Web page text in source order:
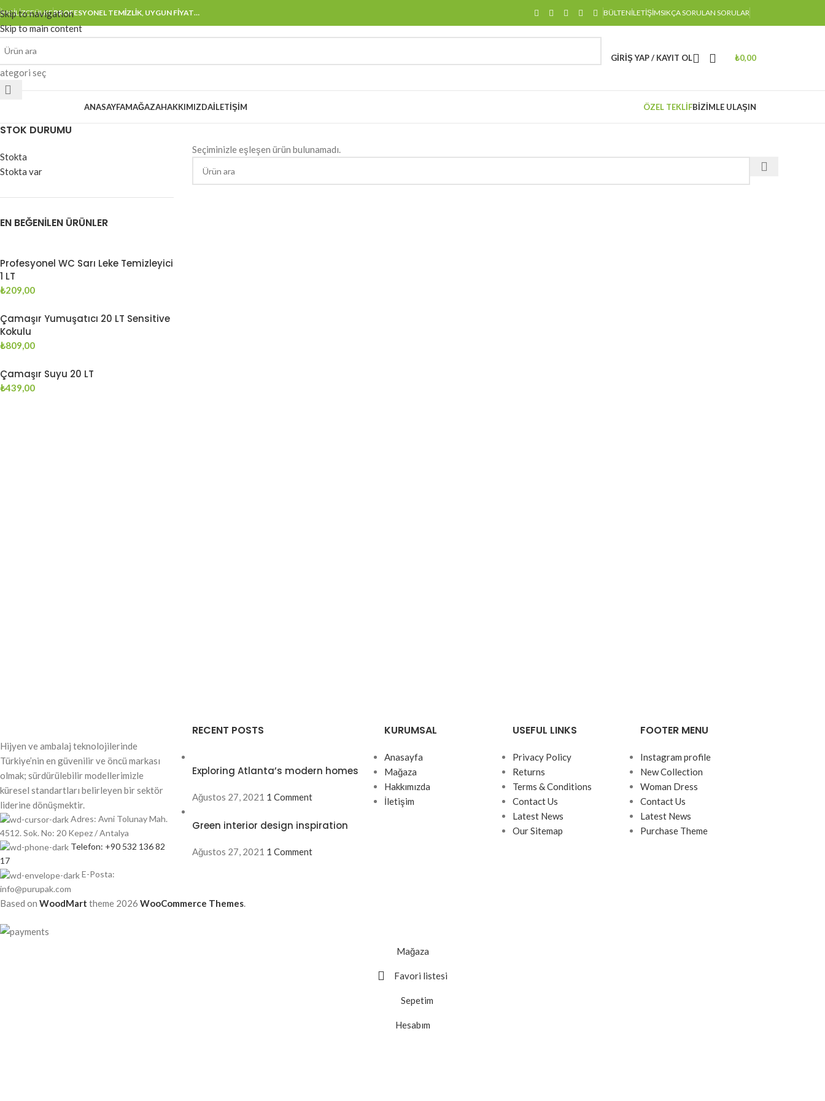
Skip to navigation
Skip to main content
İNGILIZCEÜLKEPROFESYONEL TEMİZLİK, UYGUN FİYAT… BÜLTENİLETIŞIMSIKÇA SORULAN SORULAR
seç
GIRIŞ YAP / KAYIT OL ₺0,00
ANASAYFAMAĞAZAHAKKIMIZDAİLETIŞIM ÖZEL TEKLIFBIZIMLE ULAŞIN
STOK DURUMU
Stokta
Stokta var
EN BEĞENILEN ÜRÜNLER
Profesyonel WC Sarı Leke Temizleyici
1 LT
₺209,00
Çamaşır Yumuşatıcı 20 LT Sensitive
Kokulu
₺809,00
Çamaşır Suyu 20 LT
₺439,00
Seçiminizle eşleşen ürün bulunamadı.
Hijyen ve ambalaj teknolojilerinde
Türkiye’nin en güvenilir ve öncü markası
olmak; sürdürülebilir modellerimizle
küresel standartları belirleyen bir sektör
liderine dönüşmektir.
Adres: Avni Tolunay Mah.
4512. Sok. No: 20 Kepez / Antalya
Telefon: +90 532 136 82
17
E-Posta:
info@purupak.com
RECENT POSTS
Exploring Atlanta’s modern homes
Ağustos 27, 2021 1 Comment
Green interior design inspiration
Ağustos 27, 2021 1 Comment
KURUMSAL
Anasayfa
Mağaza
Hakkımızda
İletişim
USEFUL LINKS
Privacy Policy
Returns
Terms & Conditions
Contact Us
Latest News
Our Sitemap
FOOTER MENU
Instagram profile
New Collection
Woman Dress
Contact Us
Latest News
Purchase Theme
Based on WoodMart theme 2026 WooCommerce Themes.
Mağaza
Favori listesi
Sepetim
Hesabım